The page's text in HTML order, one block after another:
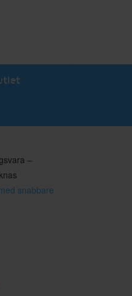
–
snabbare